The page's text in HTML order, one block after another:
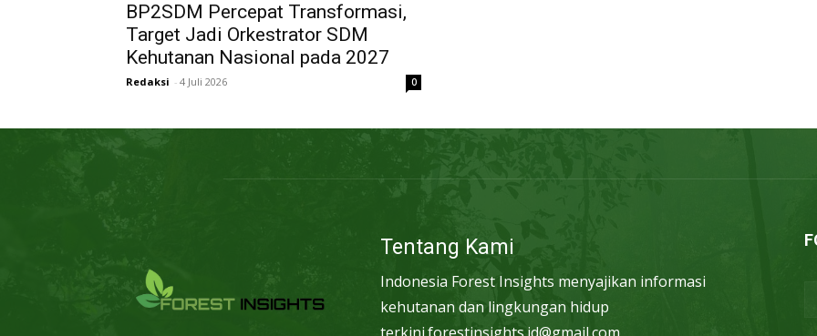
BP2SDM Percepat Transformasi,
Target Jadi Orkestrator SDM
Kehutanan Nasional pada 2027
Redaksi - 4 Juli 2026 0
Tentang Kami
Indonesia Forest Insights menyajikan informasi
kehutanan dan lingkungan hidup